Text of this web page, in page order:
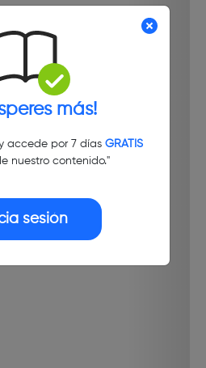
más!
accede por 7 días GRATIS
nuestro contenido."
sesión